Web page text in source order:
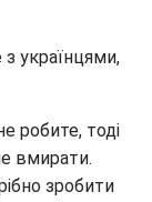
українцями,
робите, тоді
вмирати.
зробити